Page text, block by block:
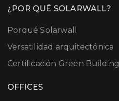
¿POR QUÉ SOLARWALL?
Porqué Solarwall
Versatilidad arquitectónica
Certificación Green Building
OFFICES